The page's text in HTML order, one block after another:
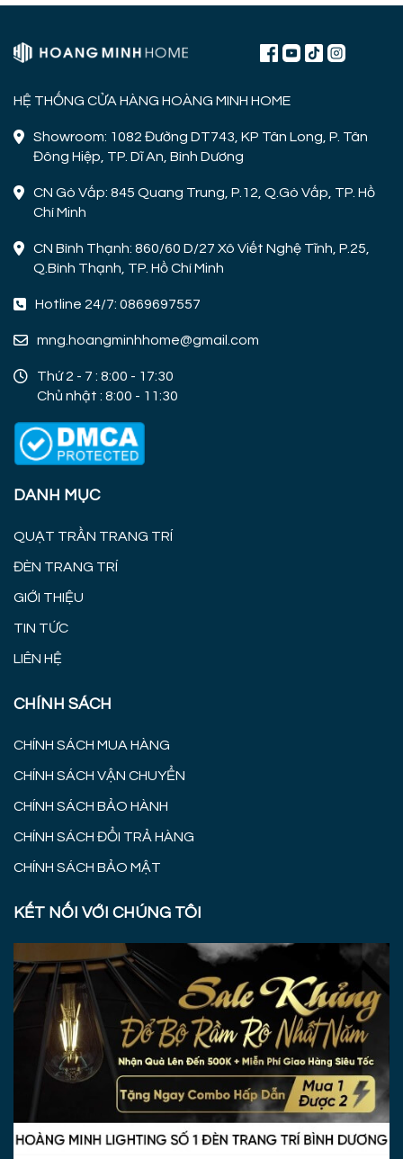
HỆ THỐNG CỬA HÀNG HOÀNG MINH HOME
Showroom: 1082 Đường DT743, KP Tân Long, P. Tân
Đông Hiệp, TP. Dĩ An, Bình Dương
CN Gò Vấp: 845 Quang Trung, P.12, Q.Gò Vấp, TP. Hồ
Chí Minh
CN Bình Thạnh: 860/60 D/27 Xô Viết Nghệ Tĩnh, P.25,
Q.Bình Thạnh, TP. Hồ Chí Minh
Hotline 24/7: 0869697557
mng.hoangminhhome@gmail.com
Thứ 2 - 7 : 8:00 - 17:30
Chủ nhật : 8:00 - 11:30
DANH MỤC
QUẠT TRẦN TRANG TRÍ
ĐÈN TRANG TRÍ
GIỚI THIỆU
TIN TỨC
LIÊN HỆ
CHÍNH SÁCH
CHÍNH SÁCH MUA HÀNG
CHÍNH SÁCH VẬN CHUYỂN
CHÍNH SÁCH BẢO HÀNH
CHÍNH SÁCH ĐỔI TRẢ HÀNG
CHÍNH SÁCH BẢO MẬT
KẾT NỐI VỚI CHÚNG TÔI